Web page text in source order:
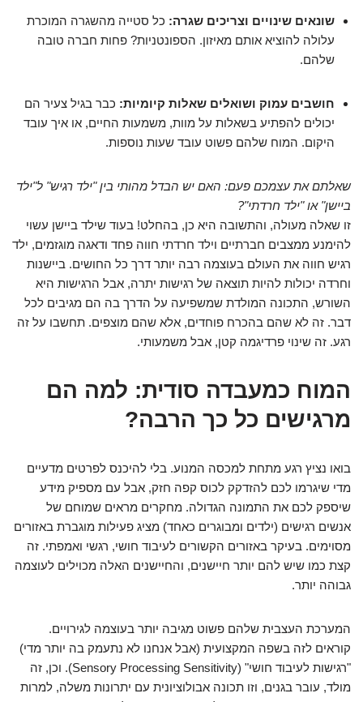
שונאים שינויים וצריכים שגרה: כל סטייה מהשגרה המוכרת
עלולה להוציא אותם מאיזון. הספונטניות? פחות חברה טובה
שלהם.
חושבים עמוק ושואלים שאלות קיומיות: כבר בגיל צעיר הם
יכולים להפתיע בשאלות על מוות, משמעות החיים, או איך עובד
היקום. המוח שלהם פשוט עובד שעות נוספות.
שאלתם את עצמכם פעם: האם יש הבדל מהותי בין "ילד רגיש" ל"ילד
ביישן" או "ילד חרדתי"?
זו שאלה מעולה, והתשובה היא כן, בהחלט! בעוד שילד ביישן עשוי
להימנע ממצבים חברתיים וילד חרדתי חווה פחד ודאגה מוגזמים, ילד
רגיש חווה את העולם בעוצמה רבה יותר דרך כל החושים. ביישנות
וחרדה יכולות להיות תוצאה של רגישות יתרה, אבל הרגישות היא
השורש, התכונה המולדת שמשפיעה על הדרך בה הם מגיבים לכל
דבר. זה לא שהם בהכרח פוחדים, אלא שהם מוצפים. תחשבו על זה
רגע. זה שינוי פרדיגמה קטן, אבל משמעותי.
המוח כמעבדה סודית: למה הם
מרגישים כל כך הרבה?
בואו נציץ רגע מתחת למכסה המנוע. בלי להיכנס לפרטים מדעיים
מדי שיגרמו לכם להזדקק לכוס קפה חזק, אבל עם מספיק מידע
שיספק לכם את התמונה הגדולה. מחקרים מראים שמוחם של
אנשים רגישים (ילדים ומבוגרים כאחד) מציג פעילות מוגברת באזורים
מסוימים. בעיקר באזורים הקשורים לעיבוד חושי, רגשי ואמפתי. זה
קצת כמו שיש להם יותר חיישנים, והחיישנים האלה מכוילים לעוצמה
גבוהה יותר.
המערכת העצבית שלהם פשוט מגיבה יותר בעוצמה לגירויים.
קוראים לזה בשפה המקצועית (אבל אנחנו לא נתעמק בה יותר מדי)
"רגישות לעיבוד חושי" (Sensory Processing Sensitivity). וכן, זה
מולד, עובר בגנים, וזו תכונה אבולוציונית עם יתרונות משלה, למרות